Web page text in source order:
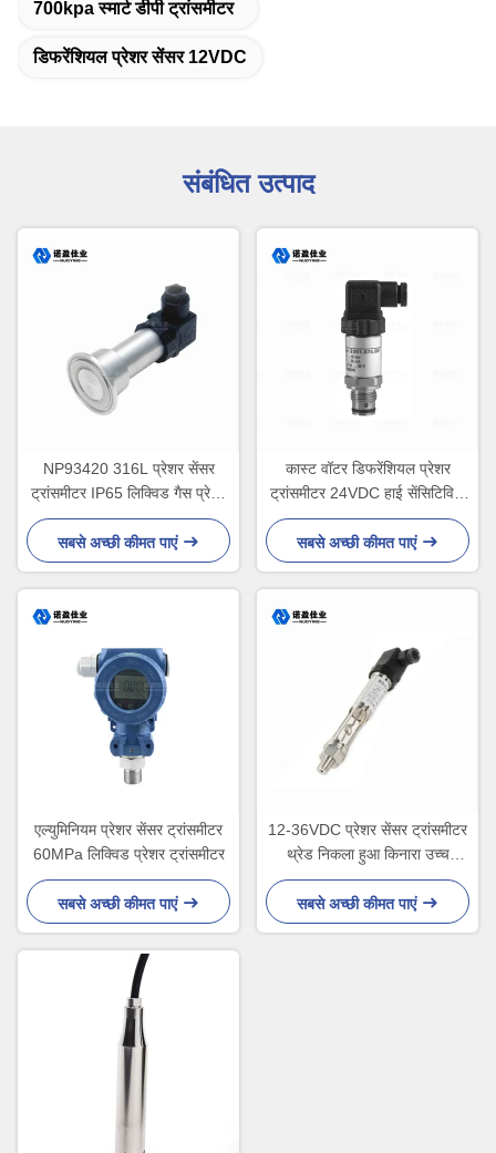
700kpa स्मार्ट डीपी ट्रांसमीटर
डिफरेंशियल प्रेशर सेंसर 12VDC
संबंधित उत्पाद
NP93420 316L प्रेशर सेंसर
ट्रांसमीटर IP65 लिक्विड गैस प्रेशर
ट्रांसमीटर
सबसे अच्छी कीमत पाएं
कास्ट वॉटर डिफरेंशियल प्रेशर
ट्रांसमीटर 24VDC हाई सेंसिटिविटी
मरो
सबसे अच्छी कीमत पाएं
एल्युमिनियम प्रेशर सेंसर ट्रांसमीटर
60MPa लिक्विड प्रेशर ट्रांसमीटर
सबसे अच्छी कीमत पाएं
12-36VDC प्रेशर सेंसर ट्रांसमीटर
थ्रेड निकला हुआ किनारा उच्च
तापमान दबाव सेंसर
सबसे अच्छी कीमत पाएं